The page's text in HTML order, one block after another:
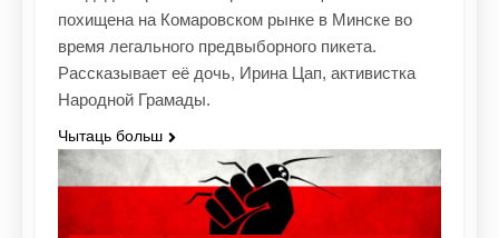
похищена на Комаровском рынке в Минске во
время легального предвыборного пикета.
Рассказывает её дочь, Ирина Цап, активистка
Народной Грамады.
Чытаць больш